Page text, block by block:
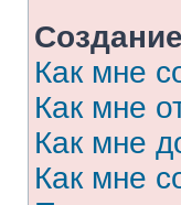
Как мне
Как мне
Как мне
Как мне